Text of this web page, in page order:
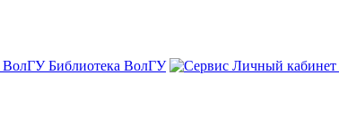
Библиотека ВолГУ